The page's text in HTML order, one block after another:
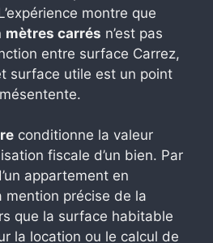
montre que
mètres carrés n’est pas
entre surface Carrez,
surface utile est un point
conditionne la valeur
fiscale d’un bien. Par
appartement en
mention précise de la
que la surface habitable
la location ou le calcul de